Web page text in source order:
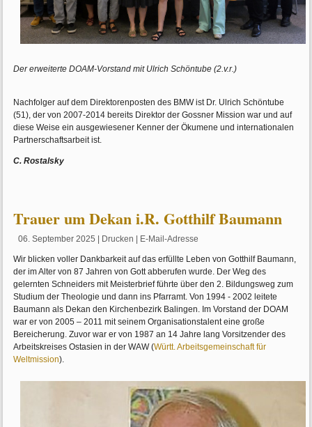
Der erweiterte DOAM-Vorstand mit Ulrich Schöntube (2.v.r.)
Nachfolger auf dem Direktorenposten des BMW ist Dr. Ulrich Schöntube
(51), der von 2007-2014 bereits Direktor der Gossner Mission war und auf
diese Weise ein ausgewiesener Kenner der Ökumene und internationalen
Partnerschaftsarbeit ist.
C. Rostalsky
Trauer um Dekan i.R. Gotthilf Baumann
06. September 2025 Drucken E-Mail-Adresse
Wir blicken voller Dankbarkeit auf das erfüllte Leben von Gotthilf Baumann,
der im Alter von 87 Jahren von Gott abberufen wurde. Der Weg des
gelernten Schneiders mit Meisterbrief führte über den 2. Bildungsweg zum
Studium der Theologie und dann ins Pfarramt. Von 1994 - 2002 leitete
Baumann als Dekan den Kirchenbezirk Balingen. Im Vorstand der DOAM
war er von 2005 – 2011 mit seinem Organisationstalent eine große
Bereicherung. Zuvor war er von 1987 an 14 Jahre lang Vorsitzender des
Arbeitskreises Ostasien in der WAW (Württ. Arbeitsgemeinschaft für
Weltmission).